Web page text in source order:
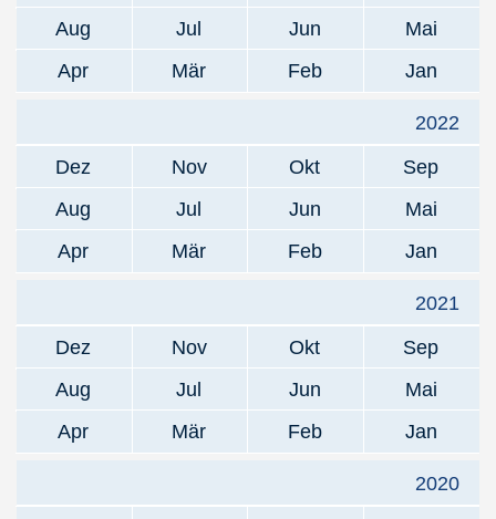
Aug
Jul Jun
Mai
Apr
Mär Feb Jan
2022
Dez
Nov Okt
Sep
Aug
Jul Jun
Mai
Apr
Mär Feb Jan
2021
Dez
Nov Okt
Sep
Aug
Jul Jun
Mai
Apr
Mär Feb Jan
2020